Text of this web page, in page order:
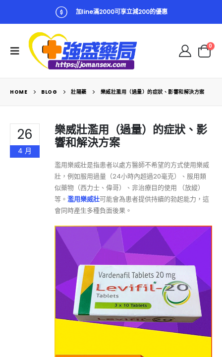
加line滿2000可享立減200的優惠
0
HOME BLOG 壯陽藥 樂威壯濫用（過量）的症狀、影響和解決方案
26
4 月
樂威壯濫用（過量）的症狀、影
響和解決方案
濫用樂威壯是指患者以處方醫師不希望的方式使用樂威
壯，例如服用過量（24小時內超過20毫克）、服用類
似藥物（西力士、偉哥）、非治療目的使用 （放縱）
等。 濫用樂威壯可能會為患者提供持續的勃起能力，這
會同時產生多種負面後果。